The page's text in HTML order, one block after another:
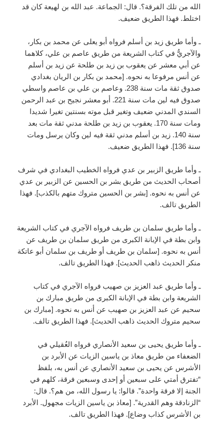
الله من تلك الفرقة؟. قال: الجماعة. عبد الله بن لهيعة كان قد
اختلط. فهذا الطريق ضعيف.
ـ وأما طريق زيد بن أسلم فرواه أبو يعلى عن محمد بن بكار،
والآجريُّ في كتاب الشريعة من طريق عاصم بن علي، كلاهما
عن أبي معشر عن يعقوب بن زيد بن طلحة عن زيد بن أسلم
عن أنس مرفوعا به نحوه. [محمد بن بكار بن الريان بغدادي
صدوق ثقة مات سنة 238. وعاصم بن علي بن عاصم واسطي
صدوق فيه لين مات سنة 221. أبو معشر نجيح بن عبد الرحمن
السندي المدني ضعيف وتغير قبل موته بسنتين تغيرا شديدا
ومات سنة 170. يعقوب بن زيد بن طلحة مدني ثقة مات بعد
سنة 140. زيد بن أسلم مدني ثقة فيه لين وكان يرسل ومات
سنة 136]. فهذا الطريق ضعيف.
ـ وأما طريق الزبير بن عدي فرواه الخطيب البغدادي في شرف
أصحاب الحديث من طريق بشر بن الحسين عن الزبير بن عدي
عن أنس به نحوه. [بشر بن الحسين متروك متهم بالكذب]. فهذا
الطريق تالف.
ـ وأما طريق سلمان بن طريف فرواه الآجري في كتاب الشريعة
وابن بطة في الإبانة الكبرى من طريق سلمان بن طريف عن
أنس به نحوه. [سلمان بن طريف أو طريف بن سلمان أبو عاتكة
منكر الحديث ذاهب الحديث]. فهذا الطريق تالف.
ـ وأما طريق عبد العزيز بن صهيب فرواه الآجري في كتاب
الشريعة وابن بطة في الإبانة الكبرى من طريق مبارك بن
سحيم عن عبد العزيز بن صهيب عن أنس به نحوه. [مبارك بن
سحيم متروك الحديث ذاهب الحديث]. فهذا الطريق تالف.
ـ وأما طريق يحيى بن سعيد الأنصاري فرواه العُقيلي في
الضعفاء من طريق معاذ بن ياسين الزيات عن الأبرد بن
الأشرس عن يحيى بن سعيد الأنصاري عن أنس به، بلفظ
“تفترق أمتي على سبعين أو إحدى وسبعين فرقة، كلهم في
الجنة إلا فرقة واحدة”. قالوا: يا رسول الله، من هم؟. قال:
“الزنادقة وهم القدرية”. [معاذ بن ياسين الزيات مجهول. الأبرد
بن الأشرس كذاب وضاع]. فهذا الطريق تالف.